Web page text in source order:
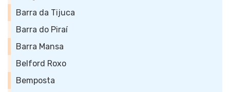
Barra da Tijuca
Barra do Piraí
Barra Mansa
Belford Roxo
Bemposta